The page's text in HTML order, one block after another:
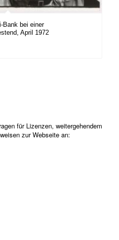
Bank bei einer
April 1972
für Lizenzen, weitergehendem
zur Webseite an: